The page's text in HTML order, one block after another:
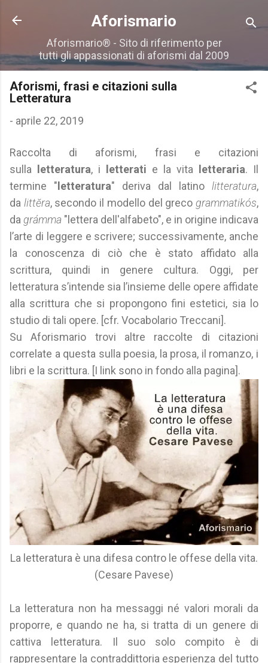
Passa ai contenuti principali
Aforismario
Aforismario® - Sito di riferimento per
tutti gli appassionati di aforismi dal 2009
Aforismi, frasi e citazioni sulla
Letteratura
- aprile 22, 2019
Raccolta di aforismi, frasi e citazioni
sulla
letteratura, i letterati e la vita letteraria. Il
termine " letteratura" deriva dal latino litteratura,
da littĕra, secondo il modello del grecogrammatikós,
da grámma "lettera dell'alfabeto", e in origine indicava
l’arte di leggere e scrivere; successivamente, anche
la conoscenza di ciò che è stato affidato alla
scrittura, quindi in genere cultura. Oggi, per
letteratura s’intende sia l’insieme delle opere affidate
alla scrittura che si propongono fini estetici, sia lo
studio di tali opere. [cfr. Vocabolario Treccani].
Su Aforismario trovi altre raccolte di citazioni
correlate a questa sulla poesia, la prosa, il romanzo, i
libri e la scrittura. [I link sono in fondo alla pagina].
La letteratura è una difesa contro le offese della vita.
(Cesare Pavese)
La letteratura non ha messaggi né valori morali da
proporre, e quando ne ha, si tratta di un genere di
cattiva letteratura. Il suo solo compito è di
rappresentare la contraddittoria esperienza del tutto